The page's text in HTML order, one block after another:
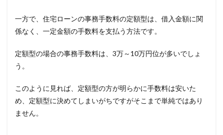
一方で、住宅ローンの事務手数料の定額型は、借入金額に関
係なく、一定金額の手数料を支払う方法です。
定額型の場合の事務手数料は、3万～10万円位が多いでしょ
う。
このように見れば、定額型の方が明らかに手数料は安いた
め、定額型に決めてしまいがちですがそこまで単純ではあり
ません。